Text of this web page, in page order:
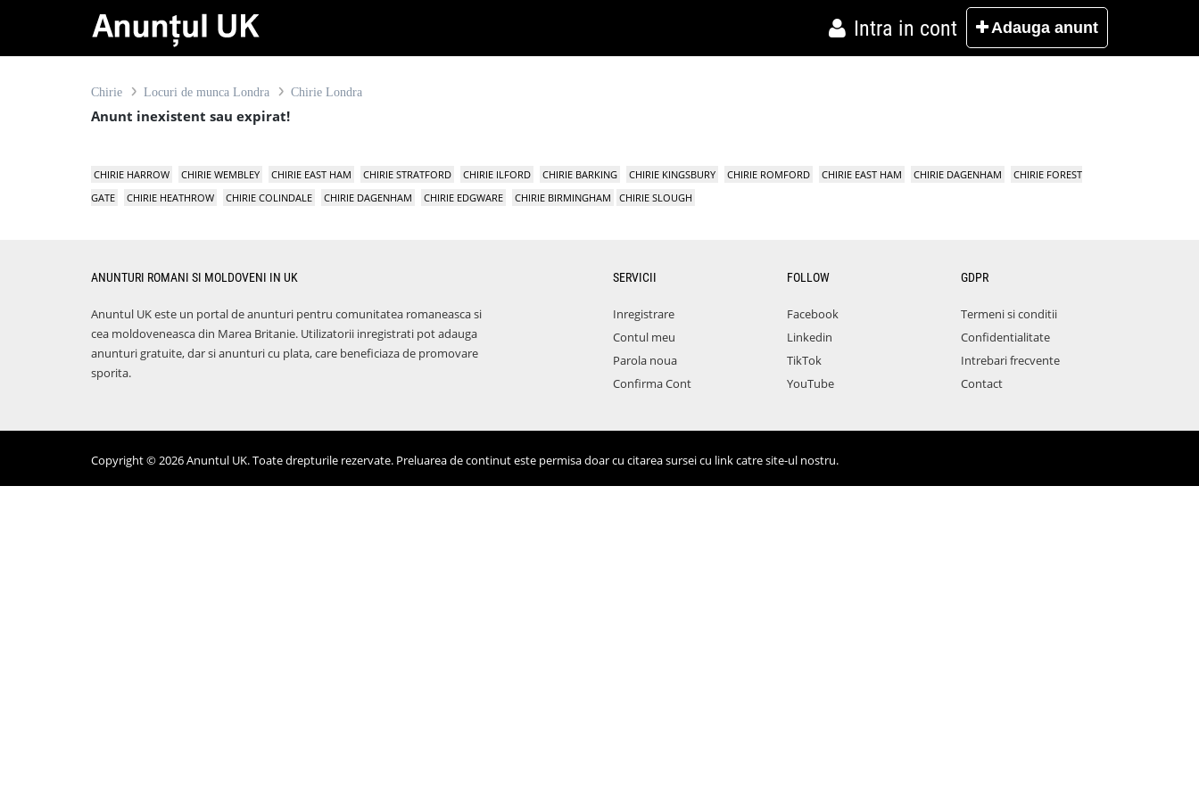
Intra in cont Adauga anunt
Chirie Locuri de munca Londra Chirie Londra
Anunt inexistent sau expirat!
CHIRIE HARROW CHIRIE WEMBLEY CHIRIE EAST HAM CHIRIE STRATFORD CHIRIE ILFORD CHIRIE BARKING CHIRIE KINGSBURY CHIRIE ROMFORD CHIRIE EAST HAM CHIRIE DAGENHAM
CHIRIE FOREST
GATE
CHIRIE HEATHROW CHIRIE COLINDALE CHIRIE DAGENHAM CHIRIE EDGWARE CHIRIE BIRMINGHAM CHIRIE SLOUGH
ANUNTURI ROMANI SI MOLDOVENI IN UK
Anuntul UK este un portal de anunturi pentru comunitatea romaneasca si
cea moldoveneasca din Marea Britanie. Utilizatorii inregistrati pot adauga
anunturi gratuite, dar si anunturi cu plata, care beneficiaza de promovare
sporita.
SERVICII
Inregistrare
Contul meu
Parola noua
Confirma Cont
FOLLOW
Facebook
Linkedin
TikTok
YouTube
GDPR
Termeni si conditii
Confidentialitate
Intrebari frecvente
Contact
Copyright © 2026 Anuntul UK. Toate drepturile rezervate. Preluarea de continut este permisa doar cu citarea sursei cu link catre site-ul nostru.